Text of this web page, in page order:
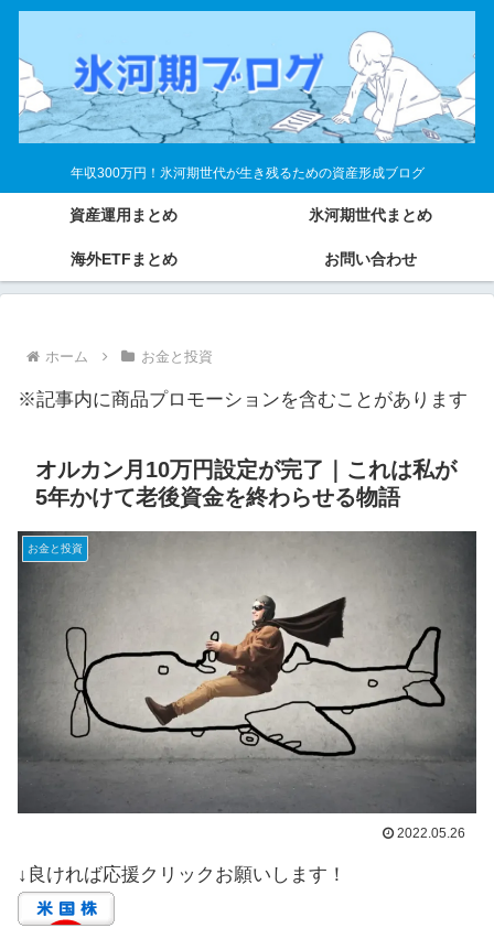
年収300万円！氷河期世代が生き残るための資産形成ブログ
資産運用まとめ 氷河期世代まとめ
海外ETFまとめ お問い合わせ
ホーム お金と投資
※記事内に商品プロモーションを含むことがあります
オルカン月10万円設定が完了｜これは私が
5年かけて老後資金を終わらせる物語
お金と投資
2022.05.26
↓良ければ応援クリックお願いします！